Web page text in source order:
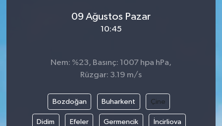
09 Ağustos Pazar
10:45
Nem: %23, Basınç: 1007 hpa hPa,
Rüzgar: 3.19 m/s
Bozdoğan Buharkent Çine
Didim Efeler Germencik İncirliova